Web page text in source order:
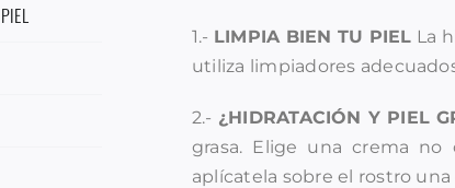
1.- LIMPIA BIEN TU PIEL La
utiliza limpiadores
2.- ¿HIDRATACIÓN Y PIEL
grasa. Elige una crema
aplícatela sobre el rostro una